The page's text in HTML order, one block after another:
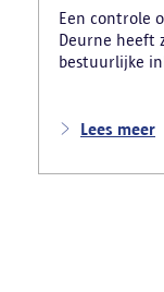
Een controle
Deurne heeft
bestuurlijke
nadat
ernstige
Lees meer